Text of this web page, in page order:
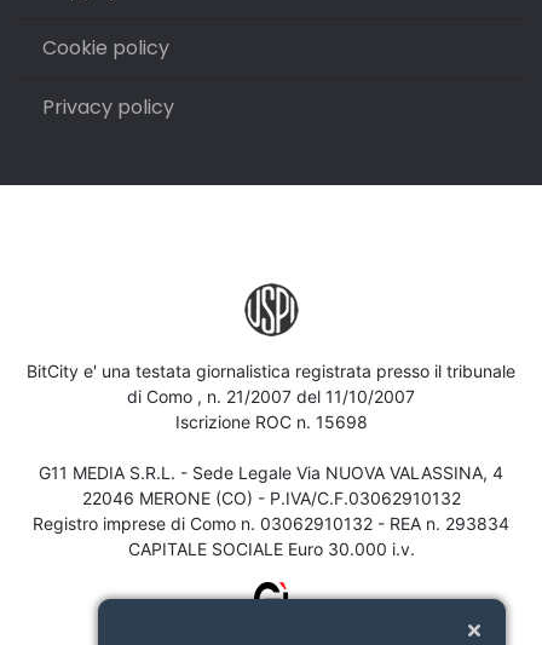
Cookie policy
Privacy policy
BitCity e' una testata giornalistica registrata presso il tribunale
di Como , n. 21/2007 del 11/10/2007
Iscrizione ROC n. 15698
G11 MEDIA S.R.L. - Sede Legale Via NUOVA VALASSINA, 4
22046 MERONE (CO) - P.IVA/C.F.03062910132
Registro imprese di Como n. 03062910132 - REA n. 293834
CAPITALE SOCIALE Euro 30.000 i.v.